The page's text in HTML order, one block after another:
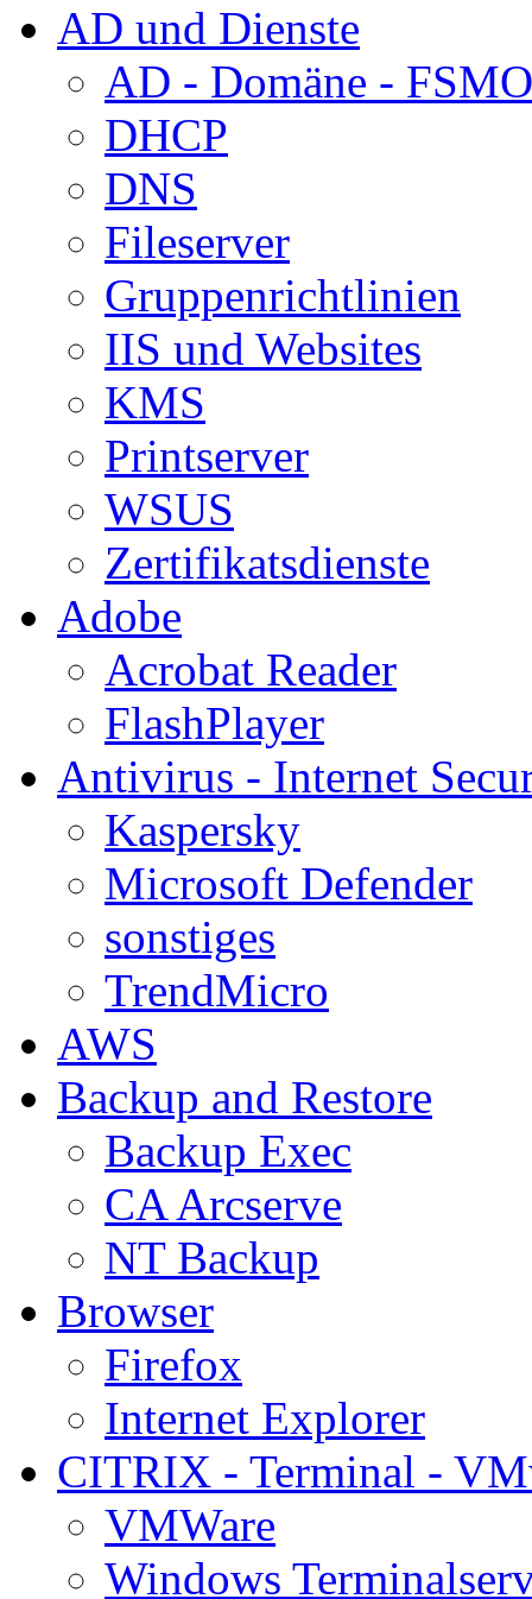
AD und Dienste
AD - Domäne - FSMO
DHCP
DNS
Fileserver
Gruppenrichtlinien
IIS und Websites
KMS
Printserver
WSUS
Zertifikatsdienste
Adobe
Acrobat Reader
FlashPlayer
Antivirus - Internet
Kaspersky
Microsoft Defender
sonstiges
TrendMicro
AWS
Backup and Restore
Backup Exec
CA Arcserve
NT Backup
Browser
Firefox
Internet Explorer
CITRIX - Terminal -
VMWare
Windows